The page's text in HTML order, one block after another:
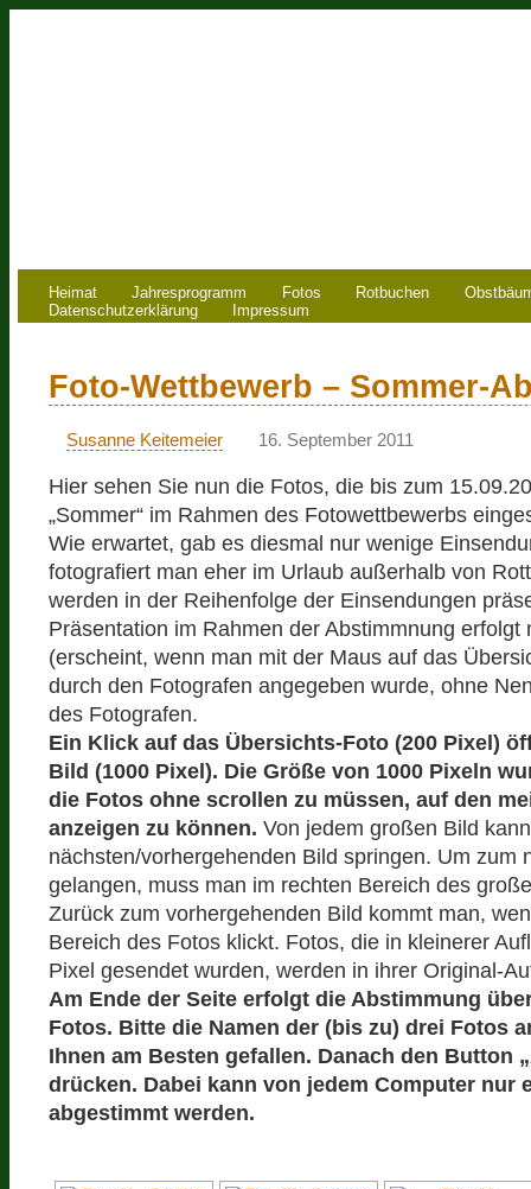
Heimat Jahresprogramm Fotos Rotbuchen
Datenschutzerklärung
Impressum
Foto-Wettbewerb – Sommer-
Susanne Keitemeier 16. September 2011
Hier sehen Sie nun die Fotos, die bis zum
„Sommer“ im Rahmen des Fotowettbewerbs
Wie erwartet, gab es diesmal nur wenige
fotografiert man eher im Urlaub außerhalb von
werden in der Reihenfolge der Einsendungen
Präsentation im Rahmen der Abstimmnung erfolgt
(erscheint, wenn man mit der Maus auf das
durch den Fotografen angegeben wurde, ohne
des Fotografen.
Ein Klick auf das Übersichts-Foto (200 Pixel)
Bild (1000 Pixel). Die Größe von 1000 Pixeln
die Fotos ohne scrollen zu müssen, auf den
anzeigen zu können. Von jedem großen Bild
nächsten/vorhergehenden Bild springen. Um zum
gelangen, muss man im rechten Bereich des
Zurück zum vorhergehenden Bild kommt man,
Bereich des Fotos klickt. Fotos, die in kleinerer
Pixel gesendet wurden, werden in ihrer Original-
Am Ende der Seite erfolgt die Abstimmung
Fotos. Bitte die Namen der (bis zu) drei Fotos
Ihnen am Besten gefallen. Danach den Button
drücken. Dabei kann von jedem Computer nur
abgestimmt werden.